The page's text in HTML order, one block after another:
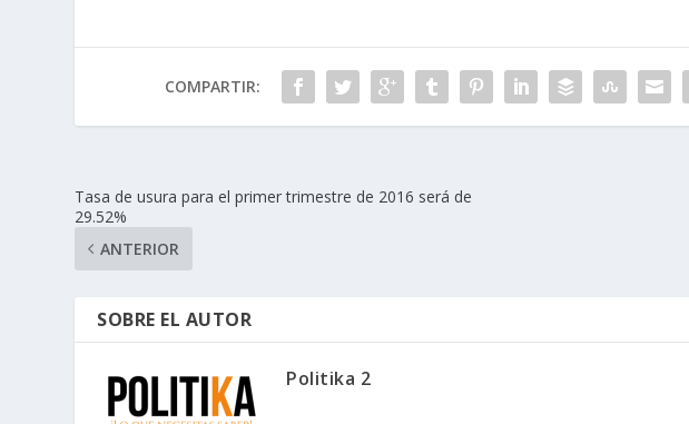
COMPARTIR:
Tasa de usura para el primer trimestre de 2016 será de
29.52%
ANTERIOR
SOBRE EL AUTOR
Politika 2